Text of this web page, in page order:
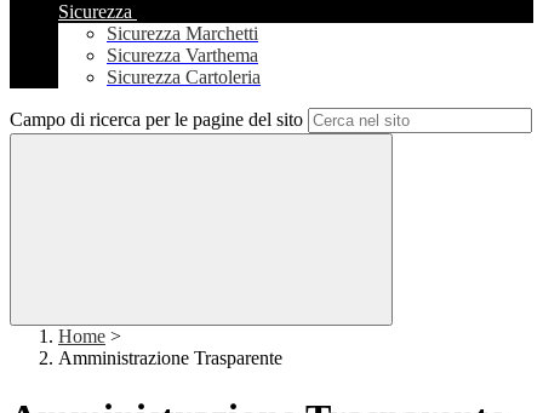
Sicurezza
Sicurezza Marchetti
Sicurezza Varthema
Sicurezza Cartoleria
Campo di ricerca per le pagine del sito
Home >
Amministrazione Trasparente